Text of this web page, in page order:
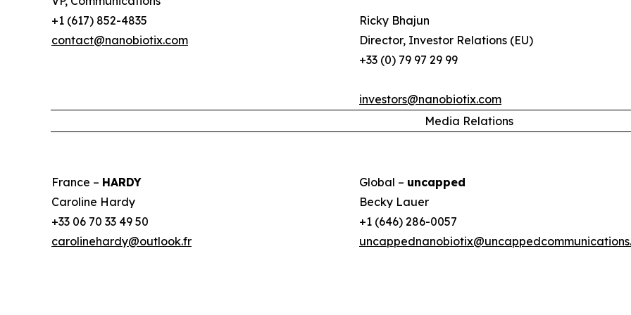
+1 (617) 852-4835
contact@nanobiotix.com
Ricky Bhajun
Director, Investor Relations (EU)
+33 (0) 79 97 29 99
investors@nanobiotix.com
Media Relations
France – HARDY
Caroline Hardy
+33 06 70 33 49 50
carolinehardy@outlook.fr
Global – uncapped
Becky Lauer
+1 (646) 286-0057